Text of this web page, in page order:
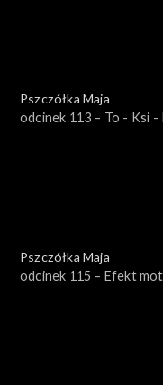
Pszczółka Maja
odcinek 113 – To - Ksi -
Pszczółka Maja
odcinek 115 – Efekt